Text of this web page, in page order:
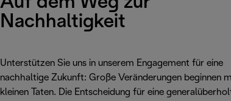
Nachhaltigkeit
Unterstützen Sie uns in unserem Engagement für eine
nachhaltige Zukunft: Große Veränderungen beginnen
kleinen Taten. Die Entscheidung für eine